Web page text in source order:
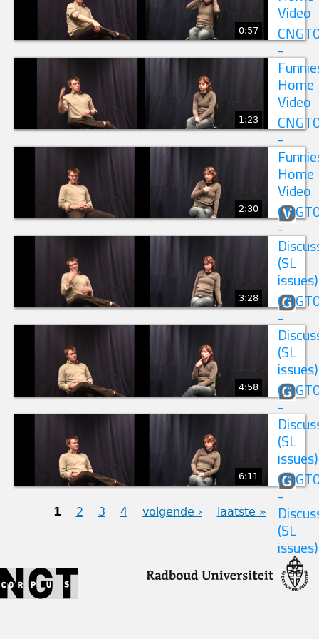
Video
0:57
-
Home
Video
1:23
-
Home
Video
2:30
-
(SL
issues)
3:28
-
(SL
issues)
4:58
-
(SL
issues)
6:11
-
(SL
issues)
1 2 3 4 volgende › laatste »